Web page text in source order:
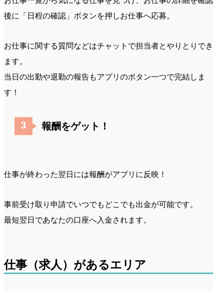
後に「日程の確認」ボタンを押しお仕事へ応募。
お仕事に関する質問などはチャットで担当者とやりとりでき
ます。
当日の出勤や退勤の報告もアプリのボタン一つで完結しま
す！
報酬をゲット！
仕事が終わった翌日には報酬がアプリに反映！
事前受け取り申請でいつでもどこでも出金が可能です。
最短翌日であなたの口座へ入金されます。
仕事（求人）があるエリア